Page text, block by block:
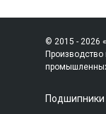
© 2015 - 2026
Производство
Подшипники